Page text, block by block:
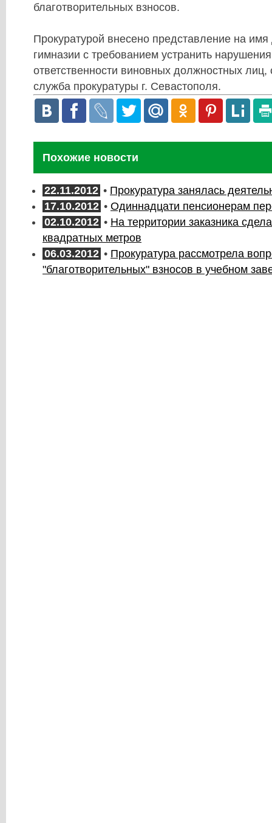
благотворительных взносов.
Прокуратурой внесено представление на
гимназии с требованием устранить
ответственности виновных должностных лиц,
служба прокуратуры г. Севастополя.
Похожие новости
22.11.2012 • Прокуратура занялась
17.10.2012 • Одиннадцати пенсионерам
02.10.2012 • На территории заказника
квадратных метров
06.03.2012 • Прокуратура рассмотрела
"благотворительных" взносов в учебном